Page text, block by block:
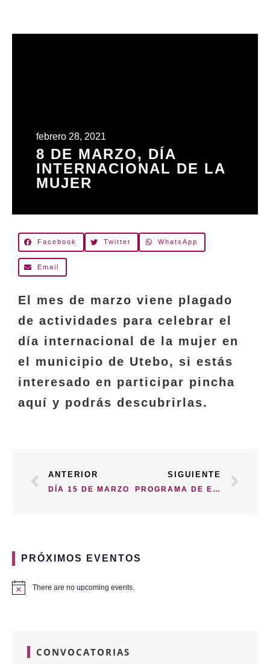
febrero 28, 2021
8 DE MARZO, DÍA
INTERNACIONAL DE LA
MUJER
Facebook Twitter WhatsApp
Email
El mes de marzo viene plagado
de actividades para celebrar el
día internacional de la mujer en
el municipio de Utebo, si estás
interesado en participar pincha
aquí y podrás descubrirlas.
ANTERIOR
DÍA 15 DE MARZO
SIGUIENTE
PROGRAMA DE EDUCACIÓN DEL CONSUMIDOR EN ARAGÓN
PRÓXIMOS EVENTOS
There are no upcoming events.
CONVOCATORIAS